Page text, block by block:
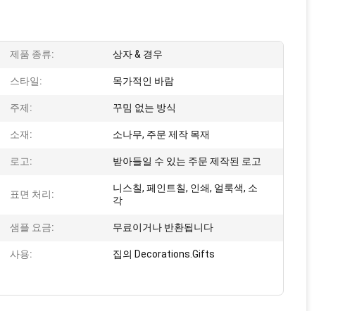
제품 종류: 상자 & 경우
스타일: 목가적인 바람
주제: 꾸밈 없는 방식
소재: 소나무, 주문 제작 목재
로고: 받아들일 수 있는 주문 제작된 로고
표면 처리:
니스칠, 페인트칠, 인쇄, 얼룩색, 소
각
샘플 요금: 무료이거나 반환됩니다
사용: 집의 Decorations.Gifts